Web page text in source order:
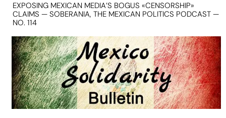
EXPOSING MEXICAN MEDIA’S BOGUS «CENSORSHIP»
CLAIMS — SOBERANIA, THE MEXICAN POLITICS PODCAST —
NO. 114